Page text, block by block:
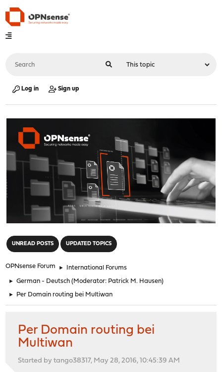
Log in Sign up
UNREAD POSTS UPDATED TOPICS
OPNsense Forum ► International Forums
► German - Deutsch (Moderator: Patrick M. Hausen)
► Per Domain routing bei Multiwan
Per Domain routing bei
Multiwan
Started by tango38317, May 28, 2016, 10:45:39 AM